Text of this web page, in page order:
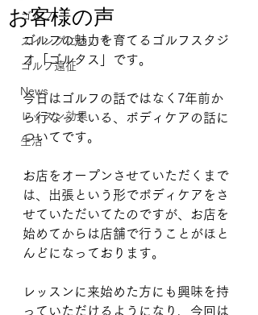
ゴルフ
スイングについて
ゴルフ遠征
News
レッスン効果
生活
お客様の声
ゴルフの魅力を育てるゴルフスタジ
オ「ゴルタス」です。
今日はゴルフの話ではなく7年前か
ら行なっている、ボディケアの話に
ついてです。
お店をオープンさせていただくまで
は、出張という形でボディケアをさ
せていただいてたのですが、お店を
始めてからは店舗で行うことがほと
んどになっております。
レッスンに来始めた方にも興味を持
っていただけるようになり、今回は